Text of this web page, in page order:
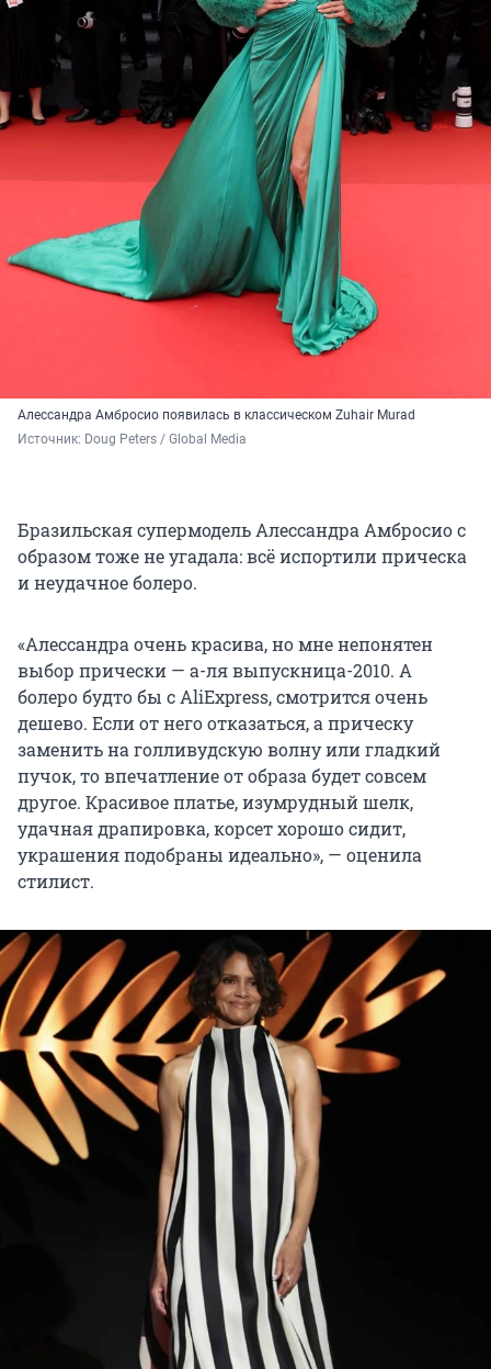
Алессандра Амбросио появилась в классическом Zuhair Murad
Источник: Doug Peters / Global Media
Бразильская супермодель Алессандра Амбросио с
образом тоже не угадала: всё испортили прическа
и неудачное болеро.
«Алессандра очень красива, но мне непонятен
выбор прически — а-ля выпускница-2010. А
болеро будто бы с AliExpress, смотрится очень
дешево. Если от него отказаться, а прическу
заменить на голливудскую волну или гладкий
пучок, то впечатление от образа будет совсем
другое. Красивое платье, изумрудный шелк,
удачная драпировка, корсет хорошо сидит,
украшения подобраны идеально», — оценила
стилист.